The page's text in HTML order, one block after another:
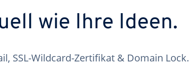
wie Ihre Ideen.
SSL-Wildcard-Zertifikat & Domain Lock.